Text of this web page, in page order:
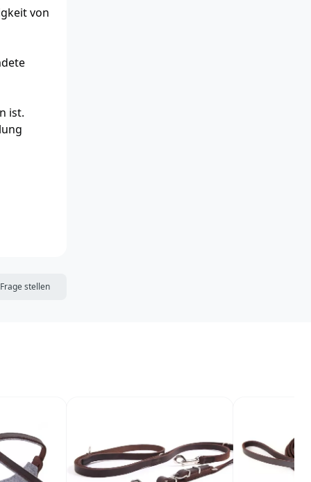
von
ist.
MERKLISTE
Frage stellen